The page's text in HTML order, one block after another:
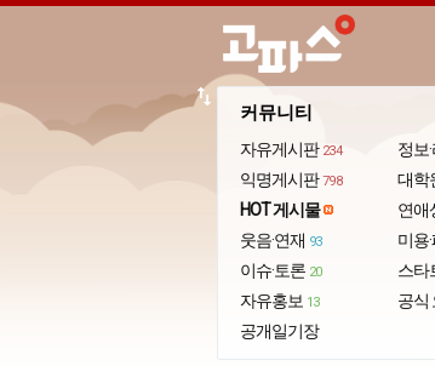
커뮤니티
자유게시판 234
익명게시판 798
HOT 게시물
웃음·연재 93
이슈·토론 20
자유홍보 13
공개일기장
정보
대학
연애
미용
스타
공식
import_export